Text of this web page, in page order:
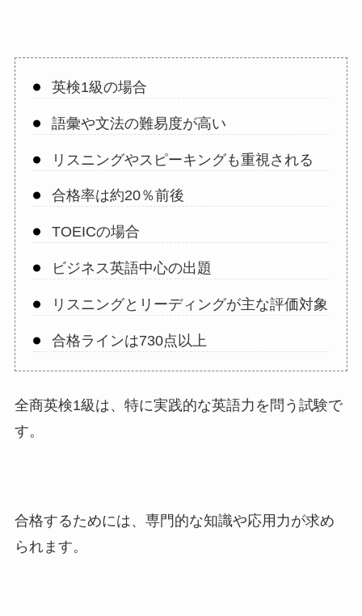
英検1級の場合
語彙や文法の難易度が高い
リスニングやスピーキングも重視される
合格率は約20％前後
TOEICの場合
ビジネス英語中心の出題
リスニングとリーディングが主な評価対象
合格ラインは730点以上
全商英検1級は、特に実践的な英語力を問う試験で
す。
合格するためには、専門的な知識や応用力が求め
られます。